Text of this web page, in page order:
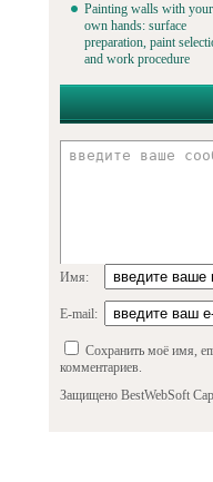
Painting walls with your
own hands: surface
preparation, paint
and work procedure
Имя:
E-mail:
Сохранить моё имя,
комментариев.
Защищено BestWebSoft